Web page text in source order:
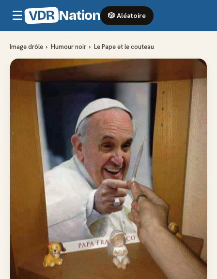
☰ VDR Nation 🎲 Aléatoire
Image drôle › Humour noir › Le Pape et le couteau